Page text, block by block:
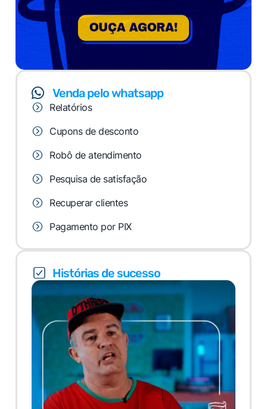
Venda pelo whatsapp
Relatórios
Cupons de desconto
Robô de atendimento
Pesquisa de satisfação
Recuperar clientes
Pagamento por PIX
Histórias de sucesso